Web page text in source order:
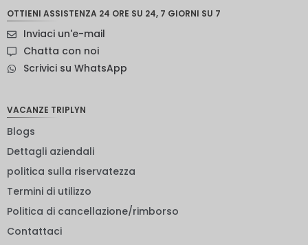
neozelan
euro
rupia
indiana
OTTIENI ASSISTENZA 24 ORE SU 24, 7 GIORNI SU 7
Inviaci un'e-mail
Chatta con noi
Scrivici su WhatsApp
VACANZE TRIPLYN
Blogs
Dettagli aziendali
politica sulla riservatezza
Termini di utilizzo
Politica di cancellazione/rimborso
Contattaci